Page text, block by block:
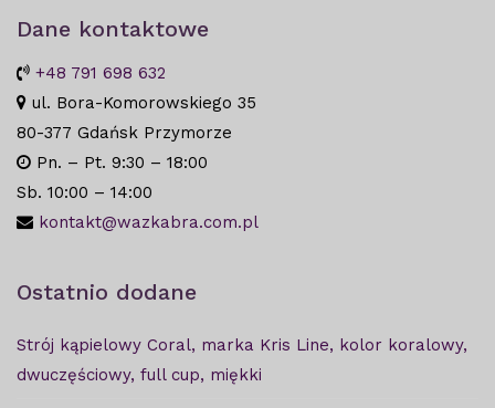
Dane kontaktowe
+48 791 698 632
ul. Bora-Komorowskiego 35
80-377 Gdańsk Przymorze
Pn. – Pt. 9:30 – 18:00
Sb. 10:00 – 14:00
kontakt@wazkabra.com.pl
Ostatnio dodane
Strój kąpielowy Coral, marka Kris Line, kolor koralowy,
dwuczęściowy, full cup, miękki